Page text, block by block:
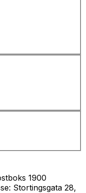
1900
Stortingsgata 28,